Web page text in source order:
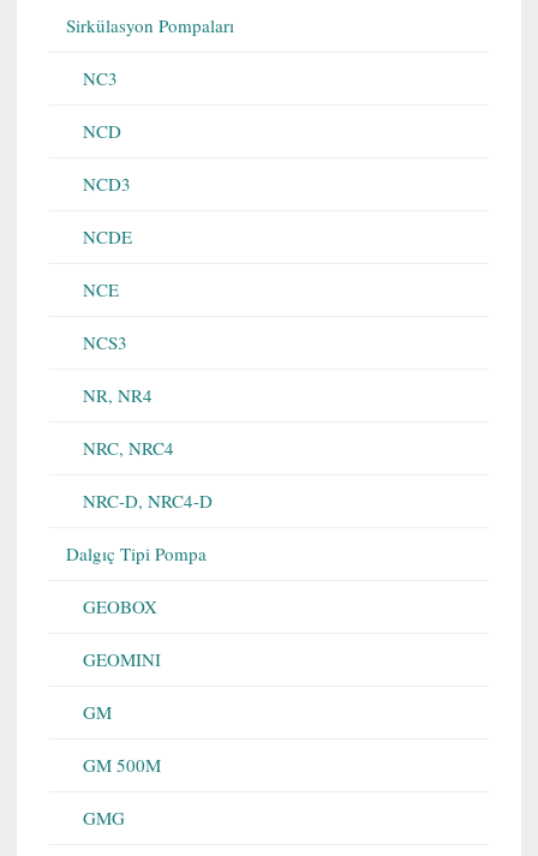
Sirkülasyon Pompaları
NC3
NCD
NCD3
NCDE
NCE
NCS3
NR, NR4
NRC, NRC4
NRC-D, NRC4-D
Dalgıç Tipi Pompa
GEOBOX
GEOMINI
GM
GM 500M
GMG